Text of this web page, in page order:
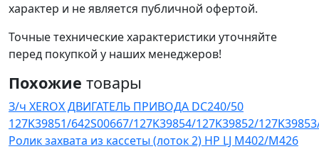
характер и не является публичной офертой.
Точные технические характеристики уточняйте
перед покупкой у наших менеджеров!
Похожие товары
З/ч XEROX ДВИГАТЕЛЬ ПРИВОДА DC240/50
127K39851/642S00667/127K39854/127K39852/
Ролик захвата из кассеты (лоток 2) HP LJ M402/M426